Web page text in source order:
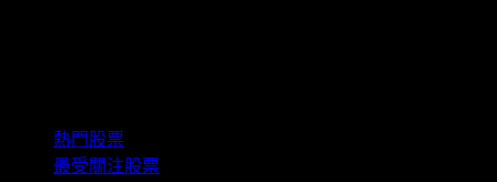
熱門股票
最受關注股票